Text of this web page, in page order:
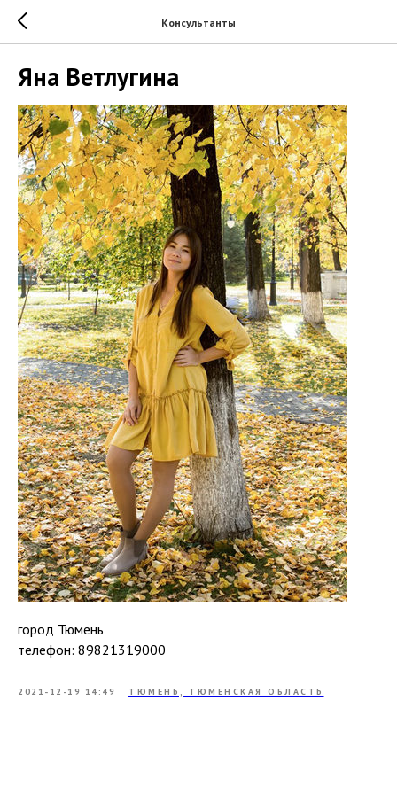
Консультанты
Яна Ветлугина
город Тюмень
телефон: 89821319000
2021-12-19 14:49 ТЮМЕНЬ, ТЮМЕНСКАЯ ОБЛАСТЬ